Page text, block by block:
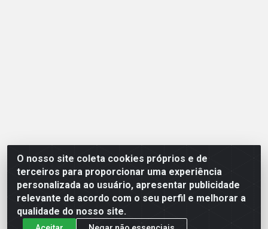
O nosso site coleta cookies próprios e de
terceiros para proporcionar uma experiência
personalizada ao usuário, apresentar publicidade
relevante de acordo com o seu perfil e melhorar a
qualidade do nosso site.
Opção Atacadista - Setor De Industria Qi 21 Lt 23 A 41,
SN - Setor Industrial (Ceilândia), Brasília/DF - CEP
72265-210 - CNPJ 17.244.285/0001-09